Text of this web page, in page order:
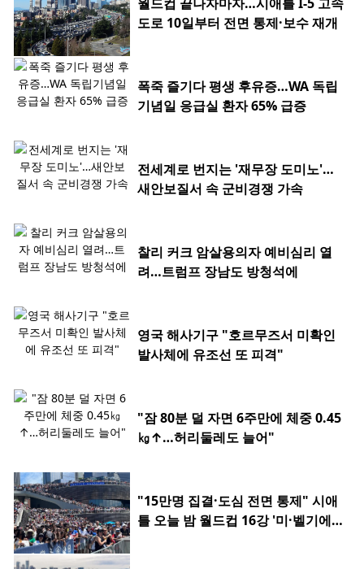
월드컵 끝나자마자…시애틀 I-5 고속
도로 10일부터 전면 통제·보수 재개
폭죽 즐기다 평생 후유증…WA 독립
기념일 응급실 환자 65% 급증
전세계로 번지는 '재무장 도미노'…
새안보질서 속 군비경쟁 가속
찰리 커크 암살용의자 예비심리 열
려…트럼프 장남도 방청석에
영국 해사기구 "호르무즈서 미확인
발사체에 유조선 또 피격"
"잠 80분 덜 자면 6주만에 체중 0.45
㎏↑…허리둘레도 늘어"
"15만명 집결·도심 전면 통제" 시애
틀 오늘 밤 월드컵 16강 '미·벨기에